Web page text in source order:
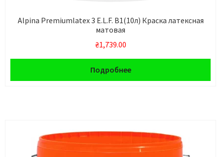
Alpina Premiumlatex 3 E.L.F. В1(10л) Краска латексная
матовая
₴1,739.00
Подробнее